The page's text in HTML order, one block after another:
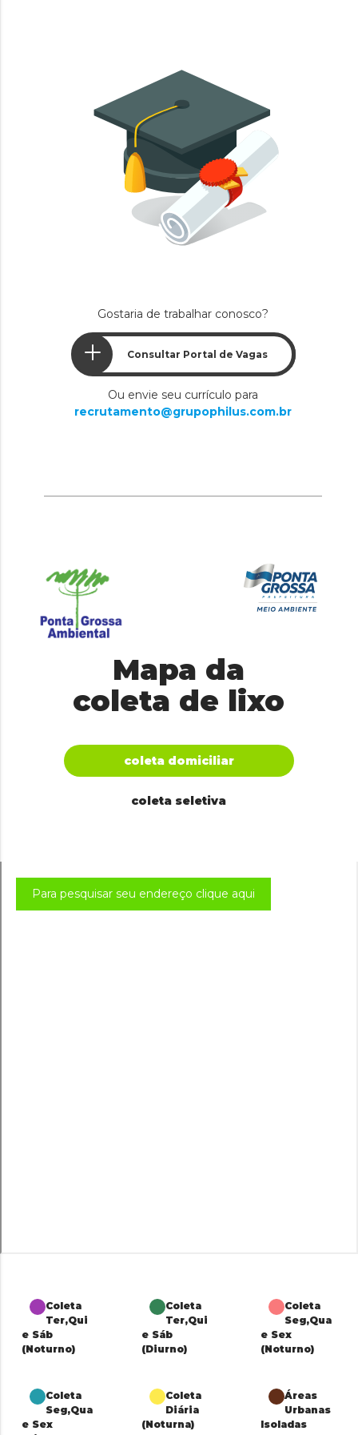
Gostaria de trabalhar conosco?
Consultar Portal de Vagas
Ou envie seu currículo para
recrutamento@grupophilus.com.br
Mapa da
coleta de lixo
coleta domiciliar
coleta seletiva
Para pesquisar seu endereço clique aqui
Coleta
Ter,Qui
e Sáb
(Noturno)
Coleta
Ter,Qui
e Sáb
(Diurno)
Coleta
Seg,Qua
e Sex
(Noturno)
Coleta
Seg,Qua
e Sex
Coleta
Diária
(Noturna)
Áreas
Urbanas
Isoladas